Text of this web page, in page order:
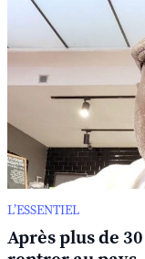
L’ESSENTIEL
Après plus de